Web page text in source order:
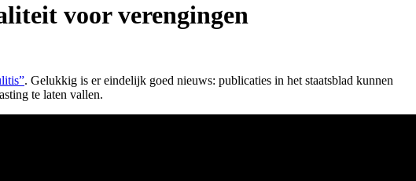
voor verengingen
. Gelukkig is er eindelijk goed nieuws: publicaties in het staatsblad kunnen
te laten vallen.